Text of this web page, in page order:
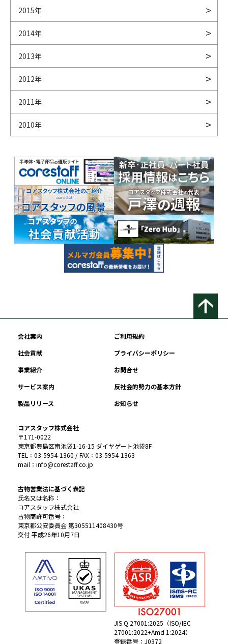
2015年
2014年
2013年
2012年
2011年
2010年
会社案内
ご利用規約
社会貢献
プライバシーポリシー
事業紹介
お問合せ
サービス案内
反社会的勢力の基本方針
製品リリース
お知らせ
コアスタッフ株式会社
〒171-0022
東京都豊島区南池袋1-16-15 ダイヤゲート池袋8F
TEL：03-5954-1360 / FAX：03-5954-1363
mail：info@corestaff.co.jp
古物営業法に基づく表記
氏名又は名称：
コアスタッフ株式会社
古物商許可番号：
東京都公安委員会 第305511408430号
交付 平成26年10月7日
JIS Q 27001:2025（ISO/IEC
27001:2022+Amd 1:2024）
登録番号：J0372